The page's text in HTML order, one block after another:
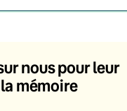
nous pour leur
mémoire